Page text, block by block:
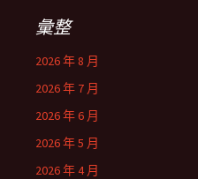
彙整
2026 年 8 月
2026 年 7 月
2026 年 6 月
2026 年 5 月
2026 年 4 月